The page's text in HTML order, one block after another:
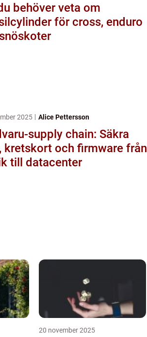
behöver veta om
för cross, enduro
2025 Alice Pettersson
supply chain: Säkra
kretskort och firmware från
till datacenter
20 november 2025